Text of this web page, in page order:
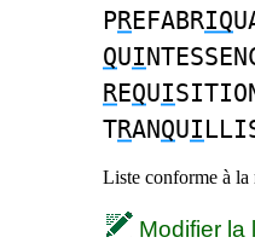
PREFABRIQ
QUI
REQUI
TRANQUI
Liste conforme à
Modifier la